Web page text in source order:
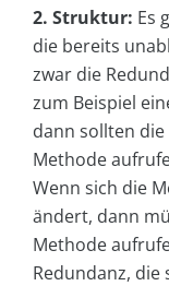
2. Struktur: Es
die bereits
zwar die
zum Beispiel
dann sollten
Methode
Wenn sich die
ändert, dann
Methode
Redundanz,